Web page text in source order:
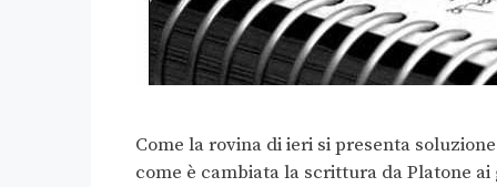
Come la rovina di ieri si presenta
come è cambiata la scrittura da Platone